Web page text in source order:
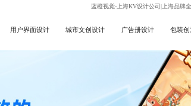
蓝橙视觉-上海KV设计公司|上海品牌
用户界面设计 城市文创设计 广告册设计 包装